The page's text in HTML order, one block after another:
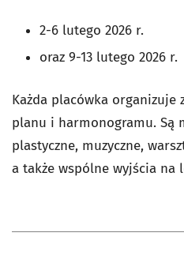
2-6 lutego 2026 r.
oraz 9-13 lutego 2026 r.
Każda placówka organizuje
planu i harmonogramu. Są
plastyczne, muzyczne,
a także wspólne wyjścia na